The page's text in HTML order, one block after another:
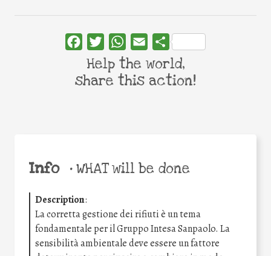
Info •WHAT will be done
Description:
La corretta gestione dei rifiuti è un tema
fondamentale per il Gruppo Intesa Sanpaolo. La
sensibilità ambientale deve essere un fattore
FacebookTwitterWhatsApp
Email Share
Help the world,
share this action!